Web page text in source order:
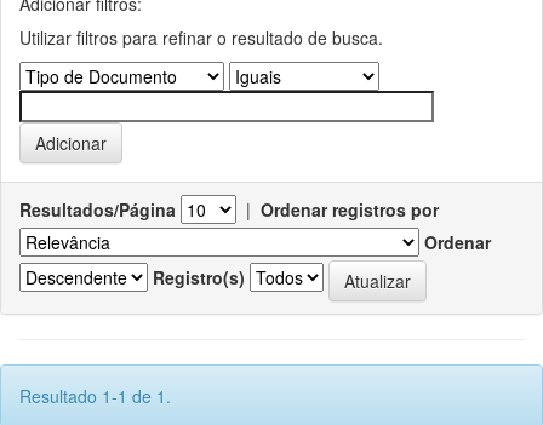
Utilizar filtros para refinar o resultado de busca.
Resultados/Página | Ordenar registros por
Ordenar
Registro(s)
Resultado 1-1 de 1.